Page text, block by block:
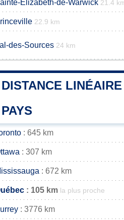
Élizabeth-de-Warwick 21.4
22.9 km
des-Sources 24 km
DISTANCE
PAYS
: 645 km
: 307 km
: 672 km
: 105 km la plus proche
: 3776 km